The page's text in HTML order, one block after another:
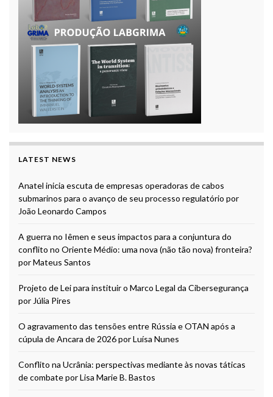
LATEST NEWS
Anatel inicia escuta de empresas operadoras de cabos
submarinos para o avanço de seu processo regulatório por
João Leonardo Campos
A guerra no Iêmen e seus impactos para a conjuntura do
conflito no Oriente Médio: uma nova (não tão nova) fronteira?
por Mateus Santos
Projeto de Lei para instituir o Marco Legal da Cibersegurança
por Júlia Pires
O agravamento das tensões entre Rússia e OTAN após a
cúpula de Ancara de 2026 por Luísa Nunes
Conflito na Ucrânia: perspectivas mediante às novas táticas
de combate por Lisa Marie B. Bastos